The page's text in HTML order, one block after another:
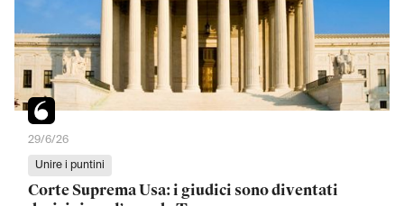
29/6/26
Unire i puntini
Corte Suprema Usa: i giudici sono diventati